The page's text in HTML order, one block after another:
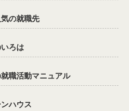
の就職先
ろは
就職活動マニュアル
ハウス